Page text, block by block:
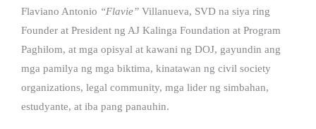
Flaviano Antonio “Flavie” Villanueva, SVD na siya ring
Founder at President ng AJ Kalinga Foundation at Program
Paghilom, at mga opisyal at kawani ng DOJ, gayundin ang
mga pamilya ng mga biktima, kinatawan ng civil society
organizations, legal community, mga lider ng simbahan,
estudyante, at iba pang panauhin.